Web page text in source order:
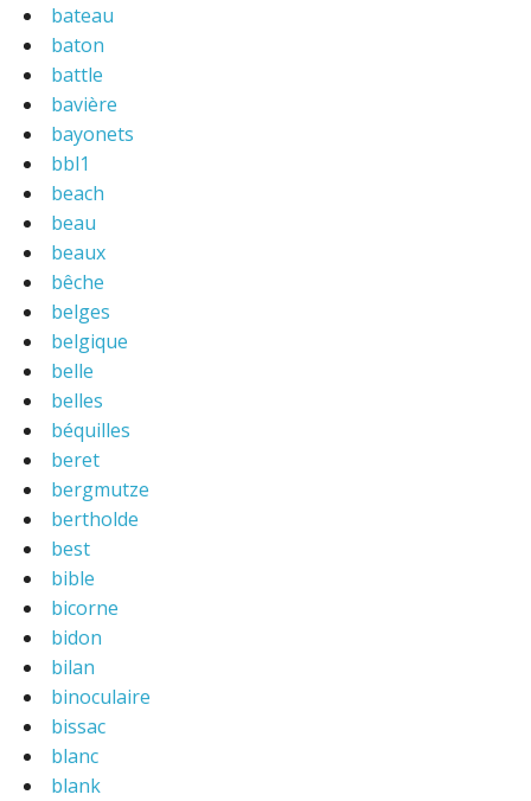
bateau
baton
battle
bavière
bayonets
bbl1
beach
beau
beaux
bêche
belges
belgique
belle
belles
béquilles
beret
bergmutze
bertholde
best
bible
bicorne
bidon
bilan
binoculaire
bissac
blanc
blank